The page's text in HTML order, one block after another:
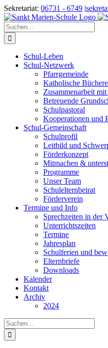
Zum
Inhalt
springen
Sekretariat: 06731 - 6749 |
Suche
nach:
Schul-Leben
Schul-Netzwerk
Pfarrgemeinde
Katholische
Zusammenarbeit
Betreuende
Schulpastoral
Kooperationen und
Schul-Gemeinschaft
Schulprofil
Leitbild und
Förderkonzept
Mitmachen &
Programme
Unser Team
Schulelternbeirat
Förderverein
Termine und Info
Sprechzeiten in der
Unterrichtszeiten
Termine
Jahresplan
Schulferien und
Elternbriefe
Downloads
Kalender
Kontakt
Archiv
2024
Suche
nach: